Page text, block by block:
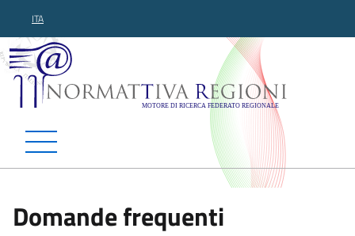
ITA
Normattiva Regioni -
Domande frequenti